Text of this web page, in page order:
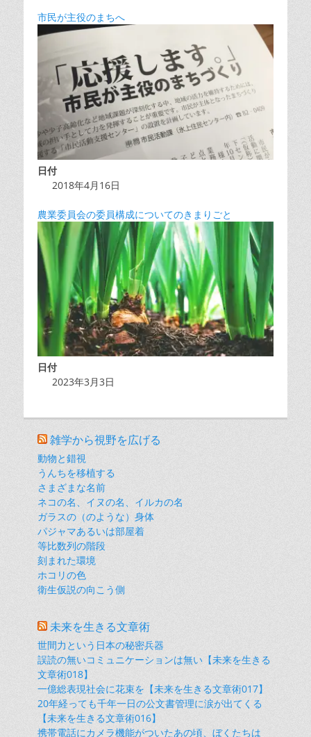
市民が主役のまちへ
日付
2018年4月16日
農業委員会の委員構成についてのきまりごと
日付
2023年3月3日
雑学から視野を広げる
動物と錯視
うんちを移植する
さまざまな名前
ネコの名、イヌの名、イルカの名
ガラスの（のような）身体
パジャマあるいは部屋着
等比数列の階段
刻まれた環境
ホコリの色
衛生仮説の向こう側
未来を生きる文章術
世間力という日本の秘密兵器
誤読の無いコミュニケーションは無い【未来を生きる
文章術018】
一億総表現社会に花束を【未来を生きる文章術017】
20年経っても千年一日の公文書管理に涙が出てくる
【未来を生きる文章術016】
携帯電話にカメラ機能がついたあの頃、ぼくたちは